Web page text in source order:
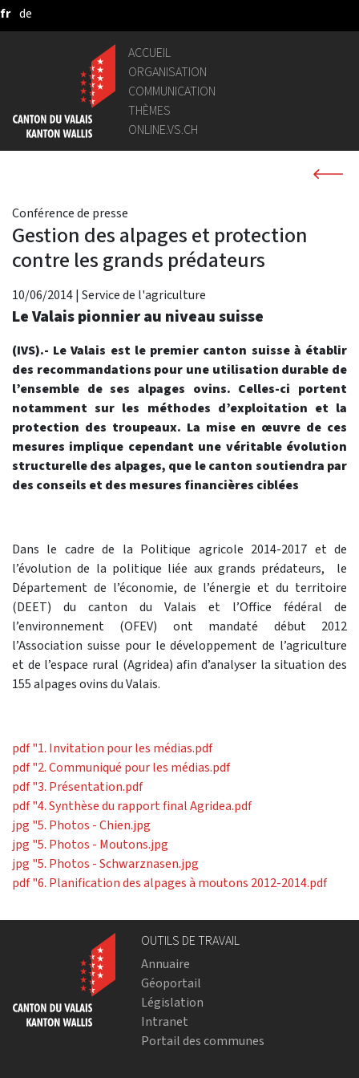
Saut au contenu principal
fr de
ACCUEIL
ORGANISATION
COMMUNICATION
THÈMES
ONLINE.VS.CH
Conférence de presse
Gestion des alpages et protection
contre les grands prédateurs
10/06/2014| Service de l'agriculture
Le Valais pionnier au niveau suisse
(IVS).- Le Valais est le premier canton suisse à établir
des recommandations pour une utilisation durable de
l’ensemble de ses alpages ovins. Celles-ci portent
notamment sur les méthodes d’exploitation et la
protection des troupeaux. La mise en œuvre de ces
mesures implique cependant une véritable évolution
structurelle des alpages, que le canton soutiendra par
des conseils et des mesures financières ciblées
Dans le cadre de la Politique agricole 2014-2017 et de
l’évolution de la politique liée aux grands prédateurs, le
Département de l’économie, de l’énergie et du territoire
(DEET) du canton du Valais et l’Office fédéral de
l’environnement (OFEV) ont mandaté début 2012
l’Association suisse pour le développement de l’agriculture
et de l’espace rural (Agridea) afin d’analyser la situation des
155 alpages ovins du Valais.
pdf"1. Invitation pour les médias.pdf
pdf"2. Communiqué pour les médias.pdf
pdf"3. Présentation.pdf
pdf"4. Synthèse du rapport final Agridea.pdf
jpg "5. Photos - Chien.jpg
jpg "5. Photos - Moutons.jpg
jpg "5. Photos - Schwarznasen.jpg
pdf"6. Planification des alpages à moutons 2012-2014.pdf
OUTILS DE TRAVAIL
Annuaire
Géoportail
Législation
Intranet
Portail des communes